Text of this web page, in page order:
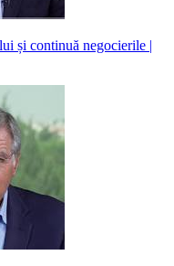
și continuă negocierile |